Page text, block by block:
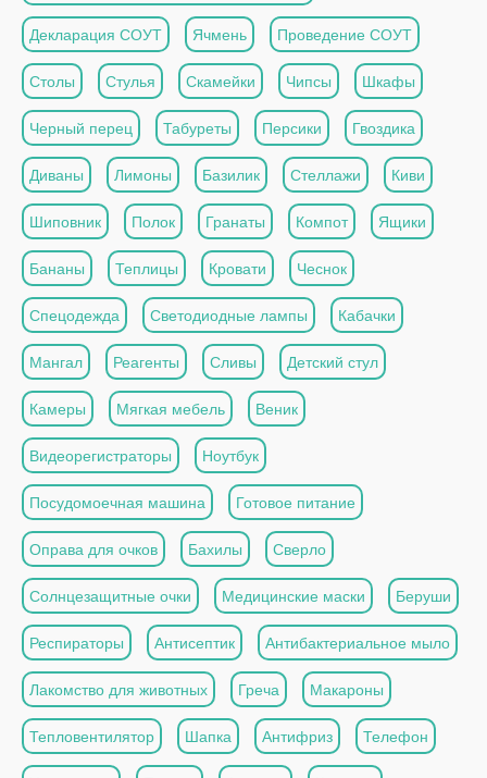
Декларация СОУТ Ячмень Проведение СОУТ
Столы Стулья Скамейки Чипсы Шкафы
Черный перец Табуреты Персики Гвоздика
Диваны Лимоны Базилик Стеллажи Киви
Шиповник Полок Гранаты Компот Ящики
Бананы Теплицы Кровати Чеснок
Спецодежда Светодиодные лампы Кабачки
Мангал Реагенты Сливы Детский стул
Камеры Мягкая мебель Веник
Видеорегистраторы Ноутбук
Посудомоечная машина Готовое питание
Оправа для очков Бахилы Сверло
Солнцезащитные очки Медицинские маски Беруши
Респираторы Антисептик Антибактериальное мыло
Лакомство для животных Греча Макароны
Тепловентилятор Шапка Антифриз Телефон